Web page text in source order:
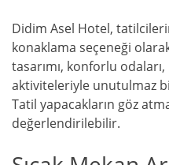
Didim Asel Hotel,
konaklama seçeneği
tasarımı, konforlu
aktiviteleriyle unutulmaz
Tatil yapacakların göz
değerlendirilebilir.